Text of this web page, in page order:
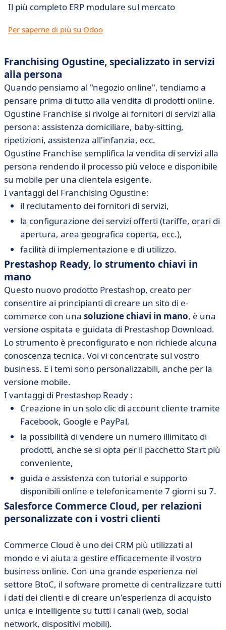
Il più completo ERP modulare sul mercato
Per saperne di più su Odoo
Franchising Ogustine, specializzato in servizi
alla persona
Quando pensiamo al "negozio online", tendiamo a
pensare prima di tutto alla vendita di prodotti online.
Ogustine Franchise si rivolge ai fornitori di servizi alla
persona: assistenza domiciliare, baby-sitting,
ripetizioni, assistenza all'infanzia, ecc.
Ogustine Franchise semplifica la vendita di servizi alla
persona rendendo il processo più veloce e disponibile
su mobile per una clientela esigente.
I vantaggi del Franchising Ogustine:
il reclutamento dei fornitori di servizi,
la configurazione dei servizi offerti (tariffe, orari di
apertura, area geografica coperta, ecc.),
facilità di implementazione e di utilizzo.
Prestashop Ready, lo strumento chiavi in
mano
Questo nuovo prodotto Prestashop, creato per
consentire ai principianti di creare un sito di e-
commerce con una soluzione chiavi in mano, è una
versione ospitata e guidata di Prestashop Download.
Lo strumento è preconfigurato e non richiede alcuna
conoscenza tecnica. Voi vi concentrate sul vostro
business. E i temi sono personalizzabili, anche per la
versione mobile.
I vantaggi di Prestashop Ready :
Creazione in un solo clic di account cliente tramite
Facebook, Google e PayPal,
la possibilità di vendere un numero illimitato di
prodotti, anche se si opta per il pacchetto Start più
conveniente,
guida e assistenza con tutorial e supporto
disponibili online e telefonicamente 7 giorni su 7.
Salesforce Commerce Cloud, per relazioni
personalizzate con i vostri clienti
Commerce Cloud è uno dei CRM più utilizzati al
mondo e vi aiuta a gestire efficacemente il vostro
business online. Con una grande esperienza nel
settore BtoC, il software promette di centralizzare tutti
i dati dei clienti e di creare un'esperienza di acquisto
unica e intelligente su tutti i canali (web, social
network, dispositivi mobili).